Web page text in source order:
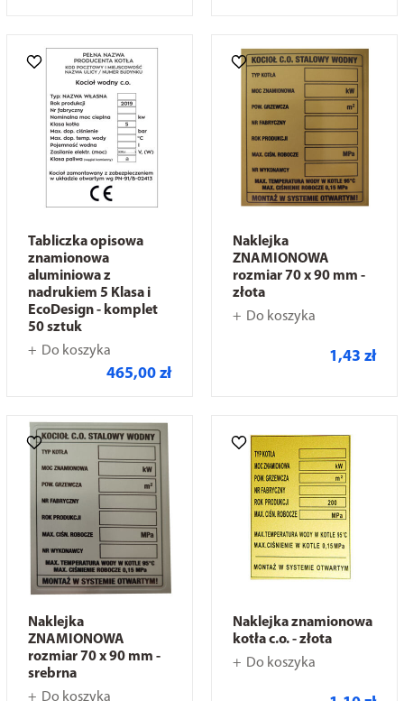
Tabliczka opisowa
znamionowa
aluminiowa z
nadrukiem 5 Klasa i
EcoDesign - komplet
50 sztuk
Do koszyka
465,00 zł
Naklejka
ZNAMIONOWA
rozmiar 70 x 90 mm -
złota
Do koszyka
1,43 zł
Naklejka
ZNAMIONOWA
rozmiar 70 x 90 mm -
srebrna
Do koszyka
Naklejka znamionowa
kotła c.o. - złota
Do koszyka